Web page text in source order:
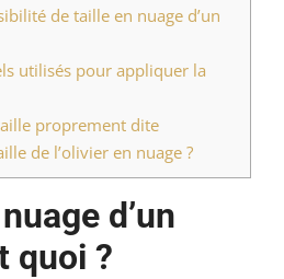
de taille en nuage d’un
utilisés pour appliquer la
proprement dite
de l’olivier en nuage ?
d’un
quoi ?